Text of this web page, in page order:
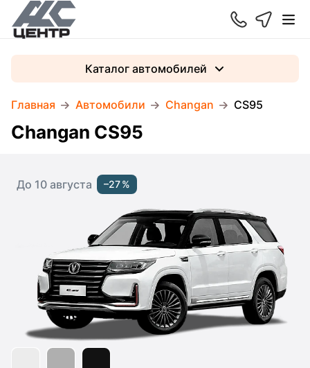
Главная Автомобили Changan CS95
Каталог автомобилей
Changan CS95
До 10 августа –27 %